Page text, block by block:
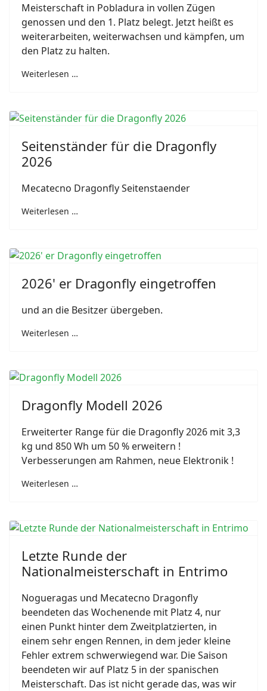
Meisterschaft in Pobladura in vollen Zügen
genossen und den 1. Platz belegt. Jetzt heißt es
weiterarbeiten, weiterwachsen und kämpfen, um
den Platz zu halten.
Weiterlesen …
Seitenständer für die Dragonfly
2026
Mecatecno Dragonfly Seitenstaender
Weiterlesen …
2026' er Dragonfly eingetroffen
und an die Besitzer übergeben.
Weiterlesen …
Dragonfly Modell 2026
Erweiterter Range für die Dragonfly 2026 mit 3,3
kg und 850 Wh um 50 % erweitern !
Verbesserungen am Rahmen, neue Elektronik !
Weiterlesen …
Letzte Runde der
Nationalmeisterschaft in Entrimo
Nogueragas und Mecatecno Dragonfly
beendeten das Wochenende mit Platz 4, nur
einen Punkt hinter dem Zweitplatzierten, in
einem sehr engen Rennen, in dem jeder kleine
Fehler extrem schwerwiegend war. Die Saison
beendeten wir auf Platz 5 in der spanischen
Meisterschaft. Das ist nicht gerade das, was wir